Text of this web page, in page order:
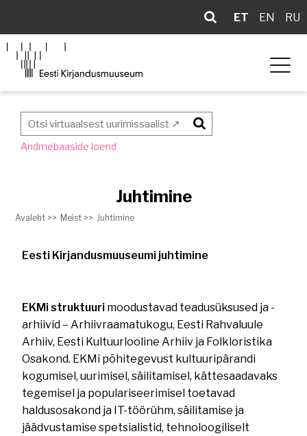
ET EN RU
Otsi
Andmebaaside loend
Juhtimine
Avaleht >> Meist >> Juhtimine
Eesti Kirjandusmuuseumi juhtimine
EKMi struktuuri moodustavad teadusüksused ja -
arhiivid – Arhiivraamatukogu, Eesti Rahvaluule
Arhiiv, Eesti Kultuurlooline Arhiiv ja Folkloristika
Osakond. EKMi põhitegevust kultuuripärandi
kogumisel, uurimisel, säilitamisel, kättesaadavaks
tegemisel ja populariseerimisel toetavad
haldusosakond ja IT-töörühm, säilitamise ja
jäädvustamise spetsialistid, tehnoloogiliselt